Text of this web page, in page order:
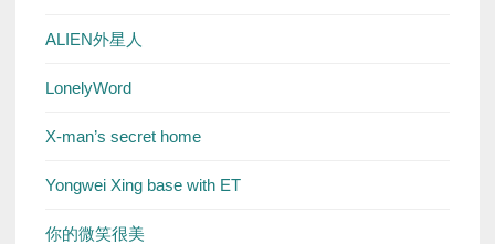
ALIEN外星人
LonelyWord
X-man’s secret home
Yongwei Xing base with ET
你的微笑很美